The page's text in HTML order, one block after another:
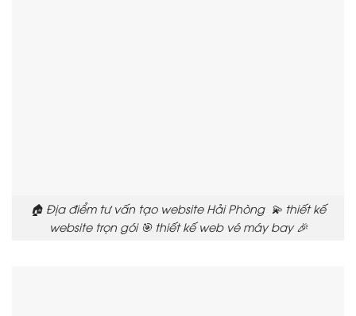
🏠 Địa điểm tư vấn tạo website Hải Phòng 💫 thiết kế
website trọn gói 🎯 thiết kế web vé máy bay 🎉